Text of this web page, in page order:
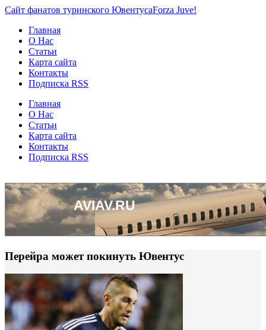
Сайт фанатов туринского ЮвентусаForza Juve!
Главная
О Нас
Статьи
Карта сайта
Контакты
Подписка RSS
Главная
О Нас
Статьи
Карта сайта
Контакты
Подписка RSS
Перейра может покинуть Ювентус